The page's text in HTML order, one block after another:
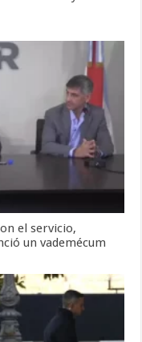
el servicio,
un vademécum